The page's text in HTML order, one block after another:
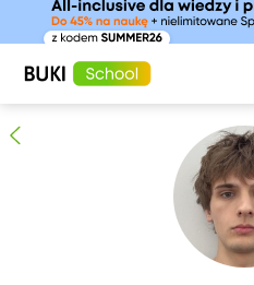
Matematyka
Język polski
Leon W.